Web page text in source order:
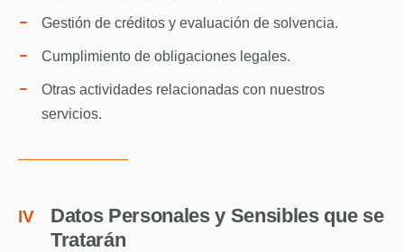
Gestión de créditos y evaluación de solvencia.
Cumplimiento de obligaciones legales.
Otras actividades relacionadas con nuestros
servicios.
IV
Datos Personales y Sensibles que se
Tratarán